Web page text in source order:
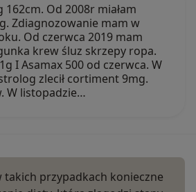
162cm. Od 2008r miałam
Zdiagnozowanie mam w
Od czerwca 2019 mam
krew śluz skrzepy ropa.
I Asamax 500 od czerwca. W
zlecił cortiment 9mg.
W listopadzie…
takich przypadkach konieczne